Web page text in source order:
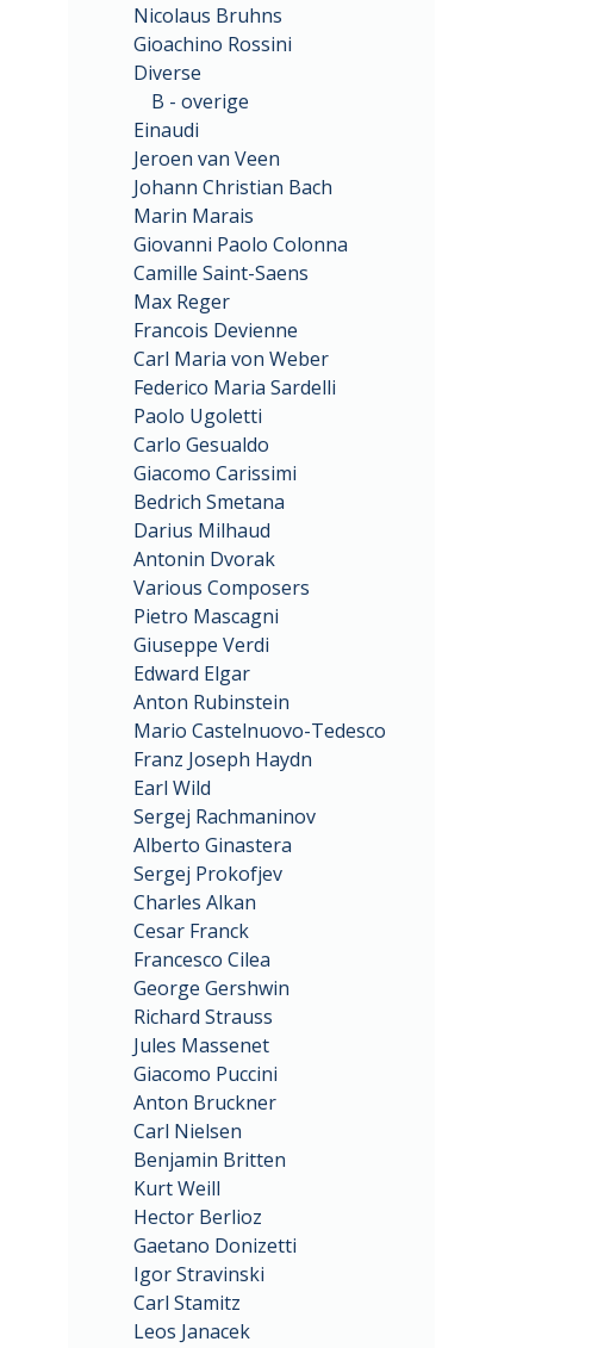
Nicolaus Bruhns
Gioachino Rossini
Diverse
B - overige
Einaudi
Jeroen van Veen
Johann Christian Bach
Marin Marais
Giovanni Paolo Colonna
Camille Saint-Saens
Max Reger
Francois Devienne
Carl Maria von Weber
Federico Maria Sardelli
Paolo Ugoletti
Carlo Gesualdo
Giacomo Carissimi
Bedrich Smetana
Darius Milhaud
Antonin Dvorak
Various Composers
Pietro Mascagni
Giuseppe Verdi
Edward Elgar
Anton Rubinstein
Mario Castelnuovo-Tedesco
Franz Joseph Haydn
Earl Wild
Sergej Rachmaninov
Alberto Ginastera
Sergej Prokofjev
Charles Alkan
Cesar Franck
Francesco Cilea
George Gershwin
Richard Strauss
Jules Massenet
Giacomo Puccini
Anton Bruckner
Carl Nielsen
Benjamin Britten
Kurt Weill
Hector Berlioz
Gaetano Donizetti
Igor Stravinski
Carl Stamitz
Leos Janacek